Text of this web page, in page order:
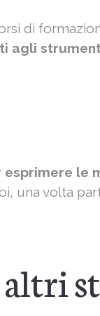
di
agli
esprimere le
una volta
altri